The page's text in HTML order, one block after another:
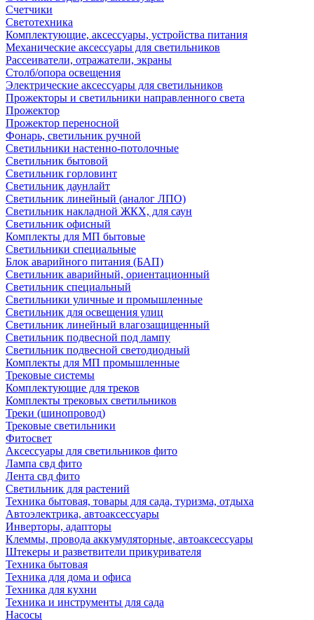
Счетчики
Светотехника
Комплектующие, аксессуары, устройства питания
Механические аксессуары для светильников
Рассеиватели, отражатели, экраны
Столб/опора освещения
Электрические аксессуары для светильников
Прожекторы и светильники направленного света
Прожектор
Прожектор переносной
Фонарь, светильник ручной
Светильники настенно-потолочные
Светильник бытовой
Светильник горловинт
Светильник даунлайт
Светильник линейный (аналог ЛПО)
Светильник накладной ЖКХ, для саун
Светильник офисный
Комплекты для МП бытовые
Светильники специальные
Блок аварийного питания (БАП)
Светильник аварийный, ориентационный
Светильник специальный
Светильники уличные и промышленные
Светильник для освещения улиц
Светильник линейный влагозащищенный
Светильник подвесной под лампу
Светильник подвесной светодиодный
Комплекты для МП промышленные
Трековые системы
Комплектующие для треков
Комплекты трековых светильников
Треки (шинопровод)
Трековые светильники
Фитосвет
Аксессуары для светильников фито
Лампа свд фито
Лента свд фито
Светильник для растений
Техника бытовая, товары для сада, туризма, отдыха
Автоэлектрика, автоаксессуары
Инверторы, адапторы
Клеммы, провода аккумуляторные, автоаксессуары
Штекеры и разветвители прикуривателя
Техника бытовая
Техника для дома и офиса
Техника для кухни
Техника и инструменты для сада
Насосы